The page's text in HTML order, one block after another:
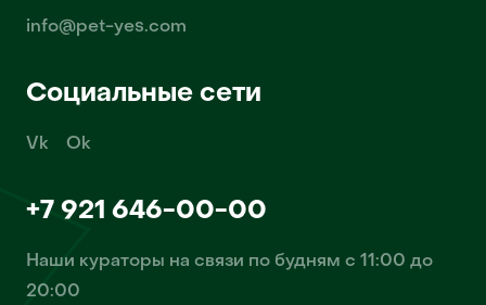
info@pet-yes.com
Социальные сети
Vk Ok
+7 921 646-00-00
Наши кураторы на связи по будням с 11:00 до
20:00